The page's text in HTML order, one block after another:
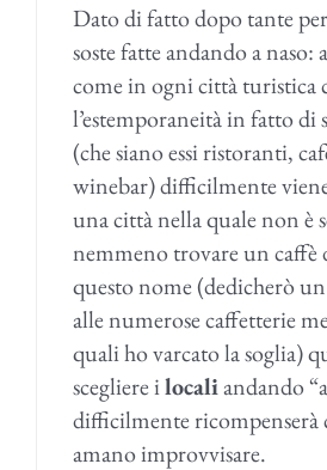
Dato di fatto dopo tante
soste fatte andando a naso: a
come in ogni città turistica
l’estemporaneità in fatto di
(che siano essi ristoranti,
winebar) difficilmente
una città nella quale non è
nemmeno trovare un caffè
questo nome (dedicherò
alle numerose caffetterie
quali ho varcato la soglia)
scegliere ilocaliandando
difficilmente ricompenserà
amano improvvisare.